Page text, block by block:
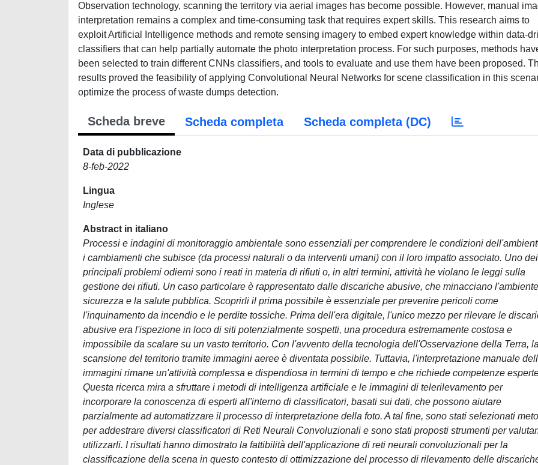
Observation technology, scanning the territory via aerial images has become possible. However, manual
interpretation remains a complex and time-consuming task that requires expert skills. This research aims to
exploit Artificial Intelligence methods and remote sensing imagery to embed expert knowledge within data-
classifiers that can help partially automate the photo interpretation process. For such purposes, methods
been selected to train different CNNs classifiers, and tools to evaluate and use them have been proposed.
results proved the feasibility of applying Convolutional Neural Networks for scene classification in this
optimize the process of waste dumps detection.
Scheda breve Scheda completa Scheda completa (DC)
Data di pubblicazione
8-feb-2022
Lingua
Inglese
Abstract in italiano
Processi e indagini di monitoraggio ambientale sono essenziali per comprendere le condizioni
i cambiamenti che subisce (da processi naturali o da interventi umani) con il loro impatto associato. Uno dei
principali problemi odierni sono i reati in materia di rifiuti o, in altri termini, attività he violano le leggi sulla
gestione dei rifiuti. Un caso particolare è rappresentato dalle discariche abusive, che minacciano
sicurezza e la salute pubblica. Scoprirli il prima possibile è essenziale per prevenire pericoli come
l'inquinamento da incendio e le perdite tossiche. Prima dell'era digitale, l'unico mezzo per rilevare le
abusive era l'ispezione in loco di siti potenzialmente sospetti, una procedura estremamente costosa e
impossibile da scalare su un vasto territorio. Con l'avvento della tecnologia dell'Osservazione della Terra, la
scansione del territorio tramite immagini aeree è diventata possibile. Tuttavia, l'interpretazione manuale
immagini rimane un'attività complessa e dispendiosa in termini di tempo e che richiede competenze
Questa ricerca mira a sfruttare i metodi di intelligenza artificiale e le immagini di telerilevamento per
incorporare la conoscenza di esperti all'interno di classificatori, basati sui dati, che possono aiutare
parzialmente ad automatizzare il processo di interpretazione della foto. A tal fine, sono stati selezionati
per addestrare diversi classificatori di Reti Neurali Convoluzionali e sono stati proposti strumenti per
utilizzarli. I risultati hanno dimostrato la fattibilità dell'applicazione di reti neurali convoluzionali per la
classificazione della scena in questo contesto di ottimizzazione del processo di rilevamento delle